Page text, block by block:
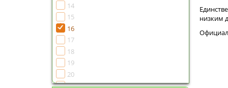
1507
1510
1513
1516
14
15
16
17
18
19
20
21
низким